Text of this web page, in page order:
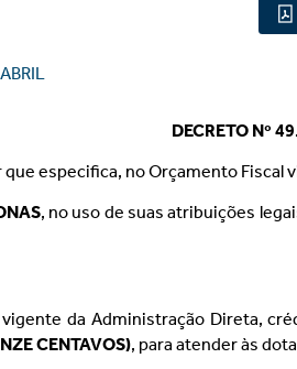
ABRIL
DECRETO Nº
especifica, no Orçamento Fiscal
, no uso de suas atribuições
da Administração Direta,
CENTAVOS), para atender às